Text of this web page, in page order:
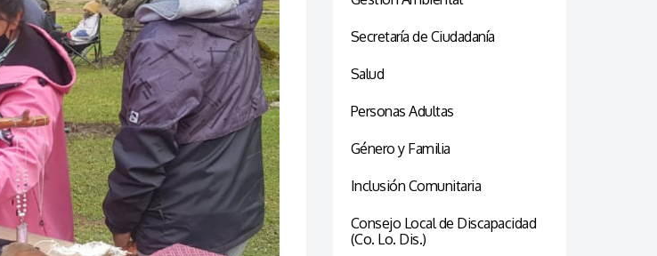
Secretaría de Ciudadanía
Salud
Personas Adultas
Género y Familia
Inclusión Comunitaria
Consejo Local de Discapacidad
(Co. Lo. Dis.)